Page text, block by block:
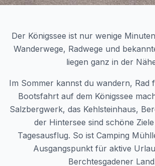
Der Königssee ist nur wenige
Wanderwege, Radwege und
liegen ganz in der
Im Sommer kannst du wandern, Rad
Bootsfahrt auf dem Königssee
Salzbergwerk, das Kehlsteinhaus,
der Hintersee sind schöne
Tagesausflug. So ist Camping
Ausgangspunkt für aktive
Berchtesgadener